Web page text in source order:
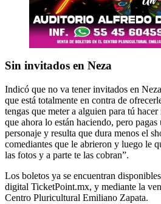
Sin invitados en Neza
Indicó que no va tener invitados en
que está totalmente en contra de
tengas que meter a alguien para tú
que ahora lo están haciendo, pero
personaje y resulta que dura menos el
comediantes que le abrieron y luego le
las fotos y a parte te las cobran”.
Los boletos ya se encuentran
digital TicketPoint.mx, y mediante la
Centro Pluricultural Emiliano Zapata.